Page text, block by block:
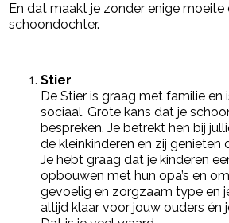
En dat maakt je zonder enige
schoondochter.
Stier
De Stier is graag met familie en
sociaal. Grote kans dat je
bespreken. Je betrekt hen bij
de kleinkinderen en zij genieten
Je hebt graag dat je kinderen
opbouwen met hun opa’s en
gevoelig en zorgzaam type en
altijd klaar voor jouw ouders én